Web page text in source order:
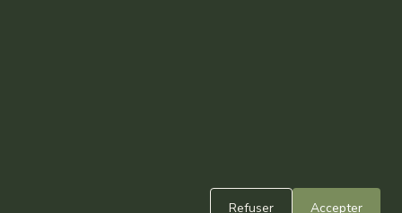
Refuser Accepter